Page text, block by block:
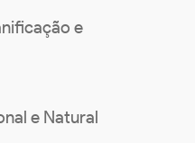
e
e Natural